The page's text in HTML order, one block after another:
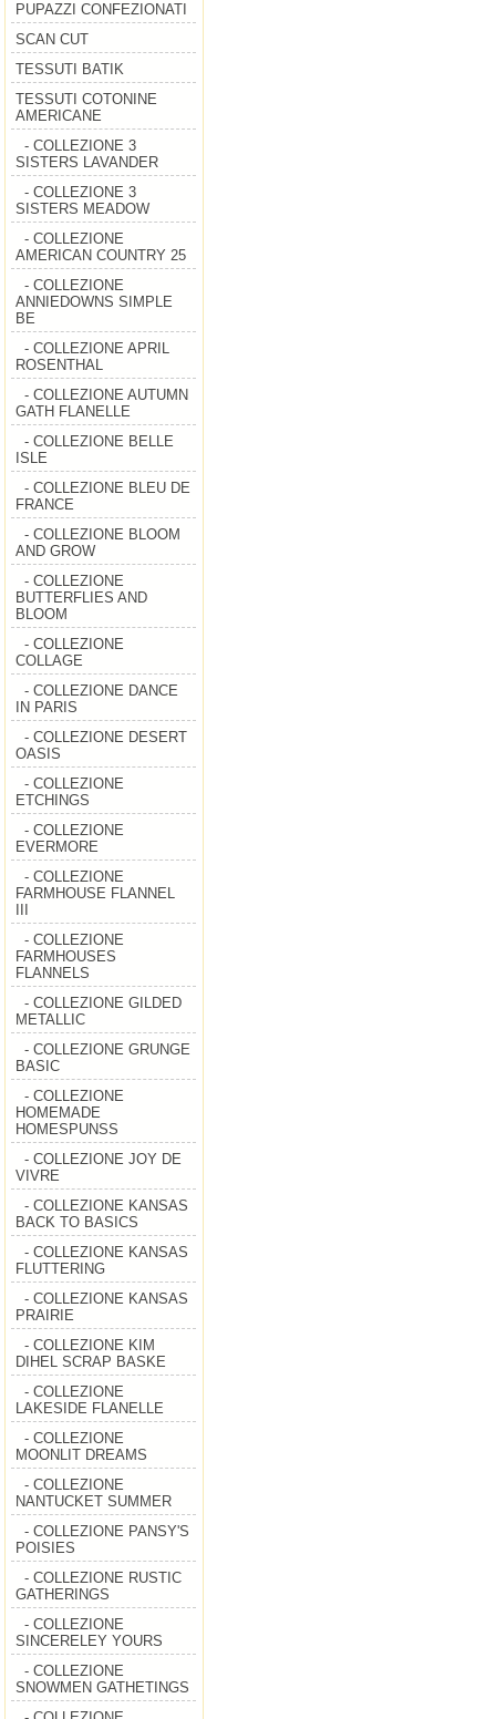
PUPAZZI CONFEZIONATI
SCAN CUT
TESSUTI BATIK
TESSUTI COTONINE
AMERICANE
- COLLEZIONE 3
SISTERS LAVANDER
- COLLEZIONE 3
SISTERS MEADOW
- COLLEZIONE
AMERICAN COUNTRY 25
- COLLEZIONE
ANNIEDOWNS SIMPLE
BE
- COLLEZIONE APRIL
ROSENTHAL
- COLLEZIONE AUTUMN
GATH FLANELLE
- COLLEZIONE BELLE
ISLE
- COLLEZIONE BLEU DE
FRANCE
- COLLEZIONE BLOOM
AND GROW
- COLLEZIONE
BUTTERFLIES AND
BLOOM
- COLLEZIONE
COLLAGE
- COLLEZIONE DANCE
IN PARIS
- COLLEZIONE DESERT
OASIS
- COLLEZIONE
ETCHINGS
- COLLEZIONE
EVERMORE
- COLLEZIONE
FARMHOUSE FLANNEL
- COLLEZIONE
FARMHOUSES
FLANNELS
- COLLEZIONE GILDED
METALLIC
- COLLEZIONE GRUNGE
BASIC
- COLLEZIONE
HOMEMADE
HOMESPUNSS
- COLLEZIONE JOY DE
VIVRE
- COLLEZIONE KANSAS
BACK TO BASICS
- COLLEZIONE KANSAS
FLUTTERING
- COLLEZIONE KANSAS
PRAIRIE
- COLLEZIONE KIM
DIHEL SCRAP BASKE
- COLLEZIONE
LAKESIDE FLANELLE
- COLLEZIONE
MOONLIT DREAMS
- COLLEZIONE
NANTUCKET SUMMER
- COLLEZIONE PANSY'S
POISIES
- COLLEZIONE RUSTIC
GATHERINGS
- COLLEZIONE
SINCERELEY YOURS
- COLLEZIONE
SNOWMEN GATHETINGS